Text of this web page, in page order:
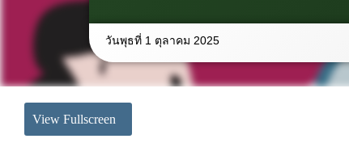
วันพุธที่ 1 ตุลาคม 2025
View Fullscreen